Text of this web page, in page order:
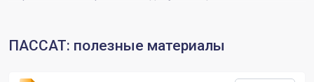
ПАССАТ: полезные материалы